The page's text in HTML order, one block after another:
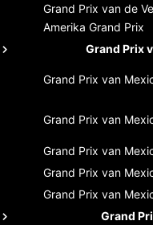
Grand Prix van de
Amerika Grand Prix
Grand Prix
Grand Prix van
Grand Prix van
Grand Prix van
Grand Prix van
Grand Prix van
Grand